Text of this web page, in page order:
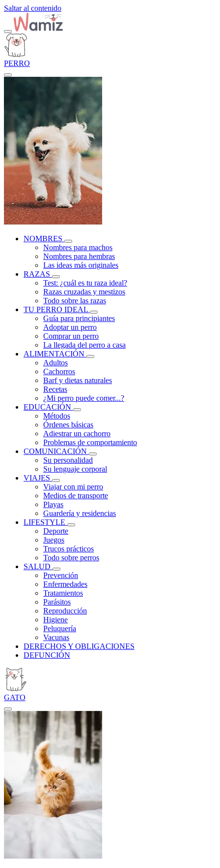
Saltar al contenido
PERRO
NOMBRES
Nombres para machos
Nombres para hembras
Las ideas más originales
RAZAS
Test: ¿cuál es tu raza ideal?
Razas cruzadas y mestizos
Todo sobre las razas
TU PERRO IDEAL
Guía para principiantes
Adoptar un perro
Comprar un perro
La llegada del perro a casa
ALIMENTACIÓN
Adultos
Cachorros
Barf y dietas naturales
Recetas
¿Mi perro puede comer...?
EDUCACIÓN
Métodos
Órdenes básicas
Adiestrar un cachorro
Problemas de comportamiento
COMUNICACIÓN
Su personalidad
Su lenguaje corporal
VIAJES
Viajar con mi perro
Medios de transporte
Playas
Guardería y residencias
LIFESTYLE
Deporte
Juegos
Trucos prácticos
Todo sobre perros
SALUD
Prevención
Enfermedades
Tratamientos
Parásitos
Reproducción
Higiene
Peluquería
Vacunas
DERECHOS Y OBLIGACIONES
DEFUNCIÓN
GATO